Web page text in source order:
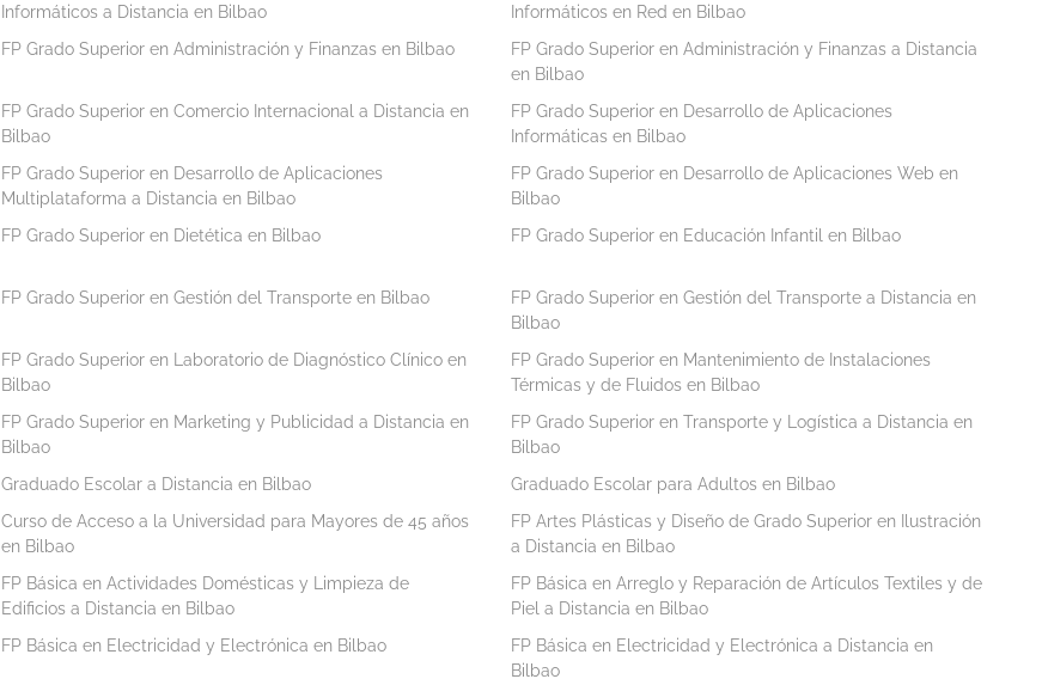
Informáticos a Distancia en Bilbao
Informáticos en Red en Bilbao
FP Grado Superior en Administración y Finanzas en Bilbao
FP Grado Superior en Administración y Finanzas a Distancia
en Bilbao
FP Grado Superior en Comercio Internacional a Distancia en
Bilbao
FP Grado Superior en Desarrollo de Aplicaciones
Informáticas en Bilbao
FP Grado Superior en Desarrollo de Aplicaciones
Multiplataforma a Distancia en Bilbao
FP Grado Superior en Desarrollo de Aplicaciones Web en
Bilbao
FP Grado Superior en Dietética en Bilbao FP Grado Superior en Educación Infantil en Bilbao
FP Grado Superior en Gestión del Transporte en Bilbao
FP Grado Superior en Gestión del Transporte a Distancia en
Bilbao
FP Grado Superior en Laboratorio de Diagnóstico Clínico en
Bilbao
FP Grado Superior en Mantenimiento de Instalaciones
Térmicas y de Fluidos en Bilbao
FP Grado Superior en Marketing y Publicidad a Distancia en
Bilbao
FP Grado Superior en Transporte y Logística a Distancia en
Bilbao
Graduado Escolar a Distancia en Bilbao
Graduado Escolar para Adultos en Bilbao
Curso de Acceso a la Universidad para Mayores de 45 años
en Bilbao
FP Artes Plásticas y Diseño de Grado Superior en Ilustración
a Distancia en Bilbao
FP Básica en Actividades Domésticas y Limpieza de
Edificios a Distancia en Bilbao
FP Básica en Arreglo y Reparación de Artículos Textiles y de
Piel a Distancia en Bilbao
FP Básica en Electricidad y Electrónica en Bilbao
FP Básica en Electricidad y Electrónica a Distancia en
Bilbao